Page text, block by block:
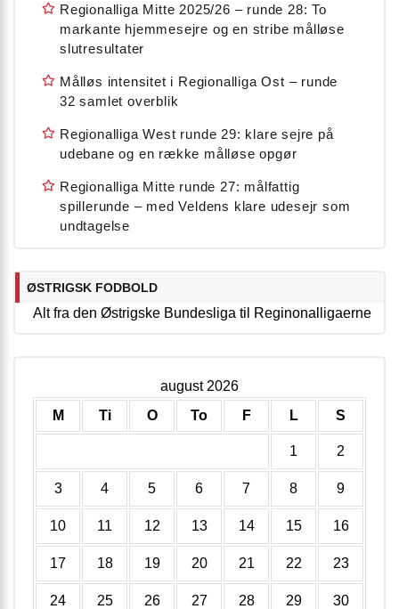
Regionalliga Mitte 2025/26 – runde 28: To
markante hjemmesejre og en stribe målløse
slutresultater
Målløs intensitet i Regionalliga Ost – runde
32 samlet overblik
Regionalliga West runde 29: klare sejre på
udebane og en række målløse opgør
Regionalliga Mitte runde 27: målfattig
spillerunde – med Veldens klare udesejr som
undtagelse
ØSTRIGSK FODBOLD
Alt fra den Østrigske Bundesliga til Reginonalligaerne
august 2026
M
Ti O To F L S
1 2
3 4 5 6 7 8 9
10 11 12 13 14 15 16
17 18 19 20 21 22 23
24 25 26 27 28 29 30